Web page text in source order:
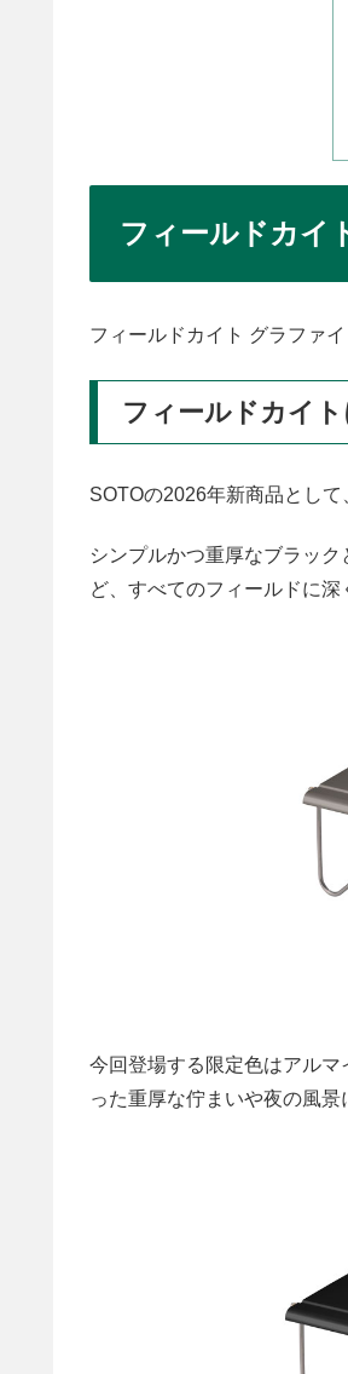
フィールドカイ
フィールドカイト グラファ
フィールドカイ
SOTOの2026年新商品とし
シンプルかつ重厚なブラッ
ど、すべてのフィールドに
今回登場する限定色はアル
った重厚な佇まいや夜の風景